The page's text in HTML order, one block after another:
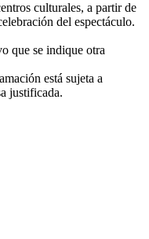
culturales, a partir de
del espectáculo.
que se indique otra
está sujeta a
justificada.